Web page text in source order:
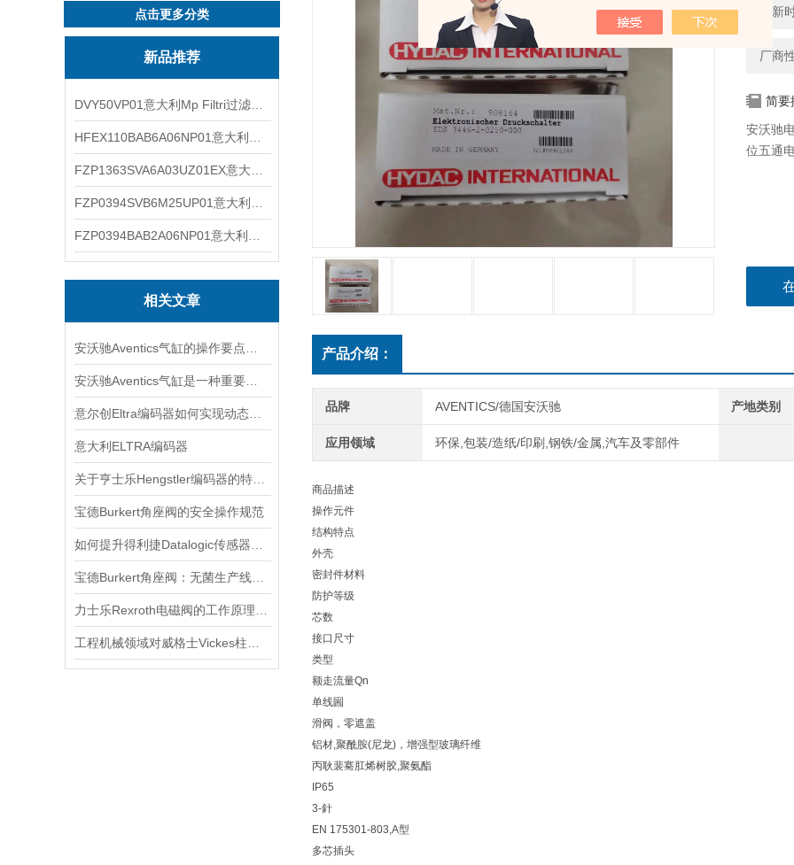
点击更多分类
新品推荐
相关文章
意大利ELTRA编码器
宝德Burkert角座阀的安全操作规范
更新
厂商
简要
安沃驰
位五通
产品介绍：
品牌 AVENTICS/德国安沃驰 产地类别
应用领域 环保,包装/造纸/印刷,钢铁/金属,汽车及零部件
商品描述
操作元件
结构特点
外壳
密封件材料
防护等级
芯数
接口尺寸
类型
额走流量Qn
单线圌
滑阀，零遮盖
铝材,聚酰胺(尼龙)，增强型玻璃纤维
丙耿裴騫肛烯树胶,聚氨酯
IP65
3-針
EN 175301-803,A型
多芯插头